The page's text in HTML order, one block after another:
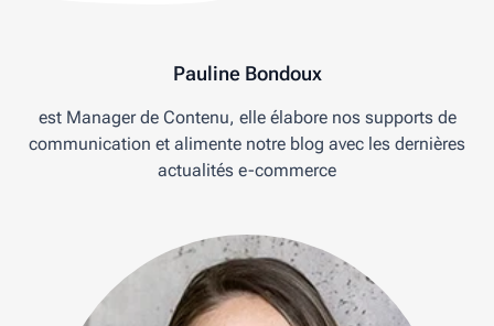
Pauline Bondoux
est Manager de Contenu, elle élabore nos supports de
communication et alimente notre blog avec les dernières
actualités e-commerce